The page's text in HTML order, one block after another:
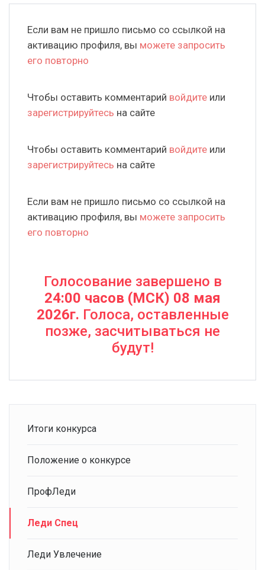
Если вам не пришло письмо со ссылкой на
активацию профиля, вы можете запросить
его повторно
Чтобы оставить комментарий войдите или
зарегистрируйтесь на сайте
Чтобы оставить комментарий войдите или
зарегистрируйтесь на сайте
Если вам не пришло письмо со ссылкой на
активацию профиля, вы можете запросить
его повторно
Голосование завершено в
24:00 часов (МСК) 08 мая
2026г. Голоса, оставленные
позже, засчитываться не
будут!
Итоги конкурса
Положение о конкурсе
ПрофЛеди
Леди Спец
Леди Увлечение